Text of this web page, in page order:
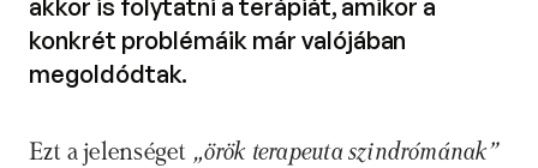
akkor is folytatni a terápiát, amikor a
konkrét problémáik már valójában
megoldódtak.
Ezt a jelenséget „örök terapeuta szindrómának”